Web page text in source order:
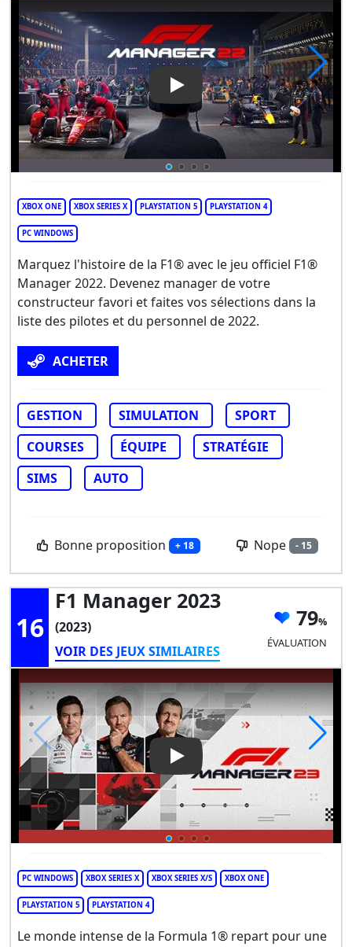
Play Video: F1 Manager 2022
XBOX ONE XBOX SERIES X PLAYSTATION 5 PLAYSTATION 4
PC WINDOWS
Marquez l'histoire de la F1® avec le jeu officiel F1®
Manager 2022. Devenez manager de votre
constructeur favori et faites vos sélections dans la
liste des pilotes et du personnel de 2022.
ACHETER
GESTION SIMULATION
SPORT
COURSES
ÉQUIPE
STRATÉGIE
SIMS
AUTO
Bonne proposition + 18 Nope - 15
16
F1 Manager 2023
(2023)
VOIR DES JEUX SIMILAIRES
79
ÉVALUATION
Play Video: F1 Manager 2023
PC WINDOWS XBOX SERIES X XBOX SERIES X/S XBOX ONE
PLAYSTATION 5 PLAYSTATION 4
Le monde intense de la Formula 1® repart pour une